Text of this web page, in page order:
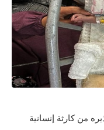
من كارثة إنسانية